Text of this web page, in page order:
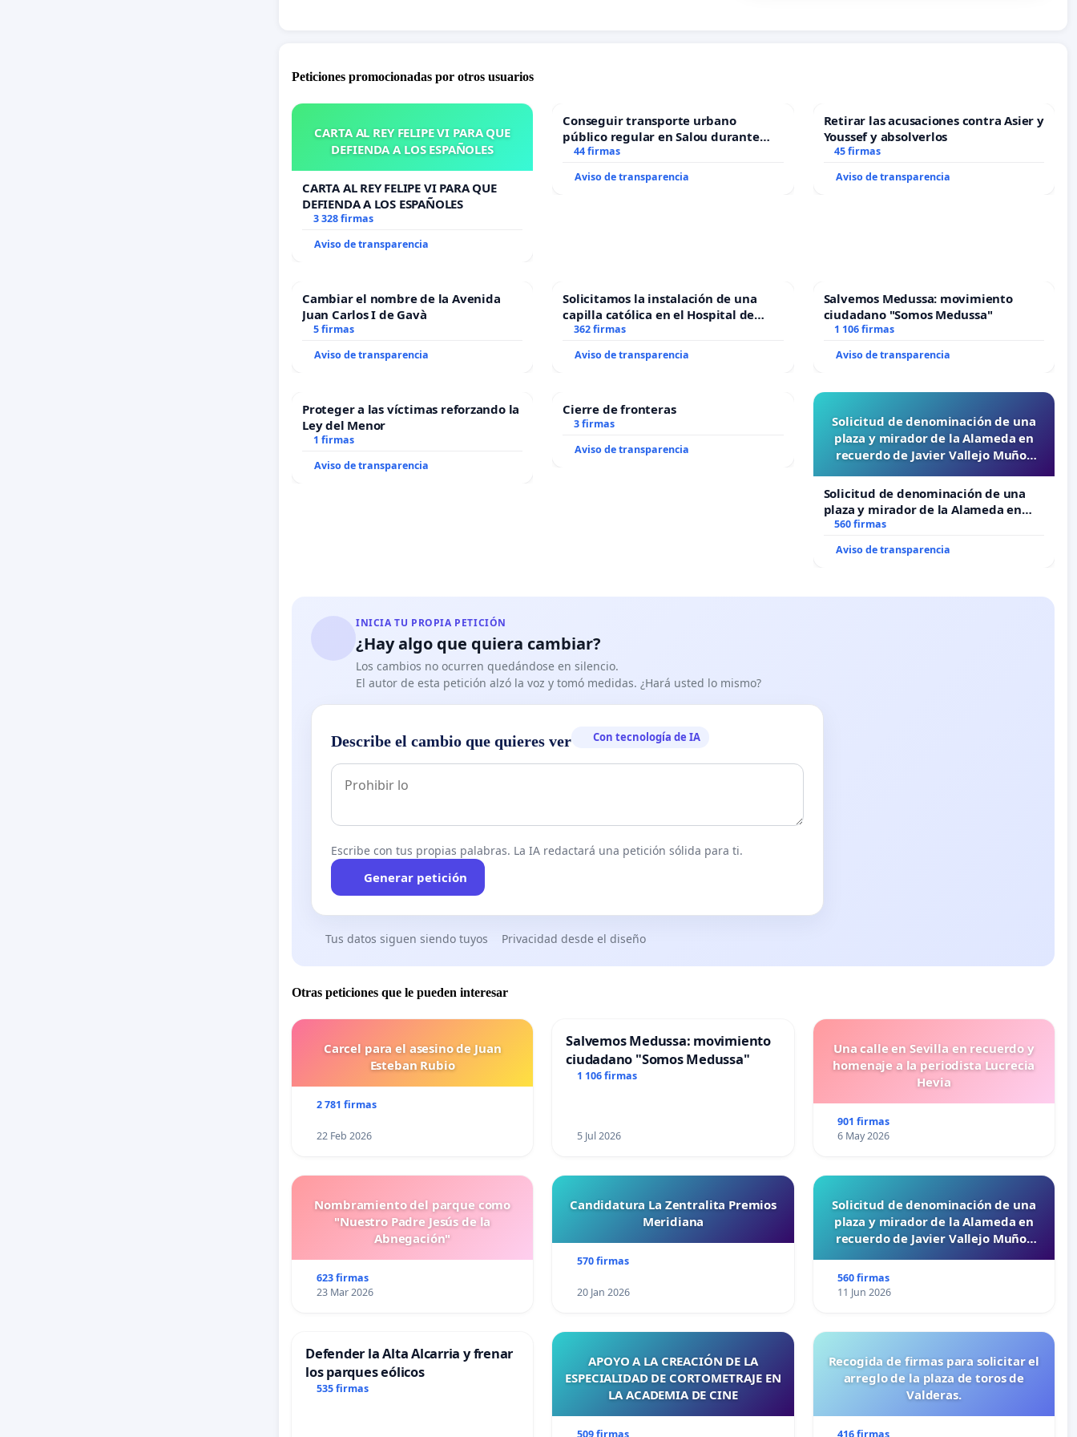
que se debe reglamentar la existente, pero no podemos
reglamentar lo que no está señalado en la misma, recordemos
que no se desarrolló ningún artículo que establezca el Folklore
como asignatura.
Peticiones promocionadas por otros usuarios
CARTA AL REY FELIPE VI PARA QUE
DEFIENDA A LOS ESPAÑOLES
CARTA AL REY FELIPE VI PARA QUE
DEFIENDA A LOS ESPAÑOLES
3 328 firmas
Aviso de transparencia
Conseguir transporte urbano
público regular en Salou durante
todo el año
44 firmas
Aviso de transparencia
Retirar las acusaciones contra Asier y
Youssef y absolverlos
45 firmas
Aviso de transparencia
Cambiar el nombre de la Avenida
Juan Carlos I de Gavà
5 firmas
Aviso de transparencia
Solicitamos la instalación de una
capilla católica en el Hospital de
Alcañiz
362 firmas
Aviso de transparencia
Salvemos Medussa: movimiento
ciudadano "Somos Medussa"
1 106 firmas
Aviso de transparencia
Proteger a las víctimas reforzando la
Ley del Menor
1 firmas
Aviso de transparencia
Cierre de fronteras
3 firmas
Aviso de transparencia
Solicitud de denominación de una
plaza y mirador de la Alameda en
recuerdo de Javier Vallejo Muñoz
Solicitud de denominación de una
plaza y mirador de la Alameda en
recuerdo de Javier Vallejo Muñoz
560 firmas
Aviso de transparencia
INICIA TU PROPIA PETICIÓN
¿Hay algo que quiera cambiar?
Los cambios no ocurren quedándose en silencio.
El autor de esta petición alzó la voz y tomó medidas. ¿Hará usted lo mismo?
Describe el cambio que quieres ver Con tecnología de IA
Escribe con tus propias palabras. La IA redactará una petición sólida para ti.
Generar petición
Tus datos siguen siendo tuyos Privacidad desde el diseño
Otras peticiones que le pueden interesar
Carcel para el asesino de Juan
Esteban Rubio
2 781 firmas
22 Feb 2026
Salvemos Medussa: movimiento
ciudadano "Somos Medussa"
1 106 firmas
5 Jul 2026
Una calle en Sevilla en recuerdo y
homenaje a la periodista Lucrecia
Hevia
901 firmas
6 May 2026
Nombramiento del parque como
"Nuestro Padre Jesús de la
Abnegación"
623 firmas
23 Mar 2026
Candidatura La Zentralita Premios
Meridiana
570 firmas
20 Jan 2026
Solicitud de denominación de una
plaza y mirador de la Alameda en
recuerdo de Javier Vallejo Muñoz
560 firmas
11 Jun 2026
Defender la Alta Alcarria y frenar
los parques eólicos
535 firmas
APOYO A LA CREACIÓN DE LA
ESPECIALIDAD DE CORTOMETRAJE EN
LA ACADEMIA DE CINE
Recogida de firmas para solicitar el
arreglo de la plaza de toros de
Valderas.